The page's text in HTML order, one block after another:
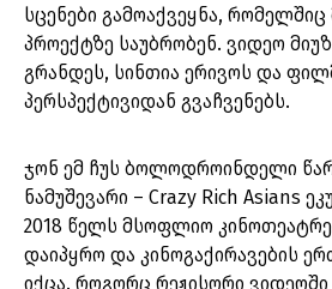
სცენები გამოაქვეყნა, რომელშიც
პროექტზე საუბრობენ. ვიდეო
გრანდეს, სინთია ერივოს და
პერსპექტივიდან გვაჩვენებს.
ჯონ ემ ჩუს ბოლოდროინდელი
ნამუშევარი – Crazy Rich Asians
2018 წელს მსოფლიო
დაიპყრო და კინოგაქირავების
იქცა. როგორც რეჟისორი ვიდეოში